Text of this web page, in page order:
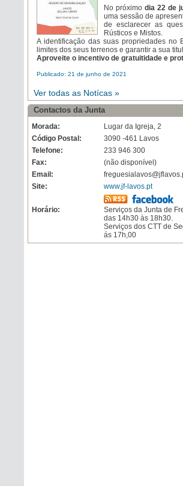
No próximo dia 22 de
uma sessão de
de esclarecer as
Rústicos e Mistos.
A identificação das suas propriedades
limites dos seus terrenos e garantir a sua
Aproveite o incentivo de gratuitidade e
Publicado: 21 de junho de 2021
Ver todas as Notícas »
Contactos da Junta
Morada:
Lugar da Igreja, 2
Código Postal:
3090 -461 Lavos
Telefone:
233 946 300
Fax:
(não disponível)
Email:
Site:
www.jf-lavos.pt
Horário:
Serviços da Junta de
das 14h30 às 18h30.
Serviços dos CTT de
ás 17h,00